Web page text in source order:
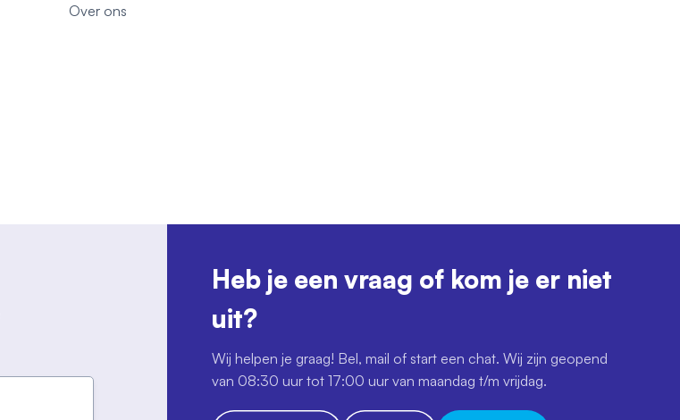
Over ons
Heb je een vraag of kom je er niet
uit?
Wij helpen je graag! Bel, mail of start een chat. Wij zijn geopend
van 08:30 uur tot 17:00 uur van maandag t/m vrijdag.